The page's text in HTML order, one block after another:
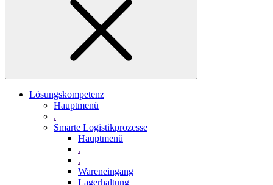
Lösungskompetenz
Hauptmenü
.
Smarte Logistikprozesse
Hauptmenü
.
.
Wareneingang
Lagerhaltung